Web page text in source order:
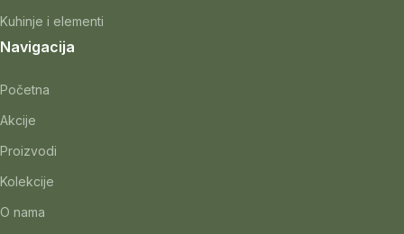
Kuhinje i elementi
Navigacija
Početna
Akcije
Proizvodi
Kolekcije
O nama